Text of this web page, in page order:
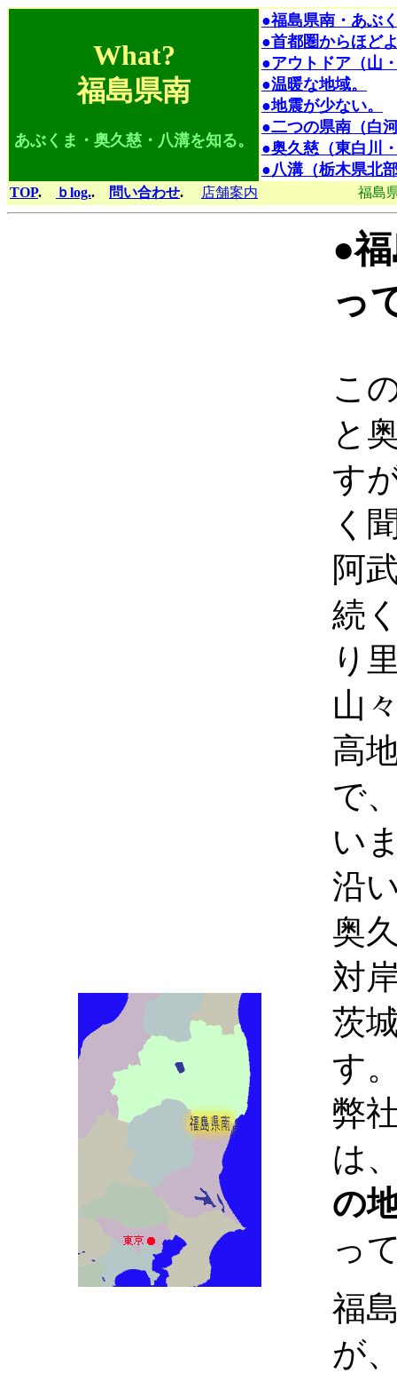
What?
福島県南
あぶくま・奥久慈・八溝を知る。
●福島県南・あぶ
●首都圏からほど
●アウトドア（山
●温暖な地域。
●地震が少ない。
●二つの県南（白
●奥久慈（東白川
●八溝（栃木県北
TOP. ｂlog.. 問い合わせ. 店舗案内 福島
●
っ
こ
と
す
く
阿
続
り
山
高
で
い
沿
奥
対
茨
す
弊
は
の
っ
福
が